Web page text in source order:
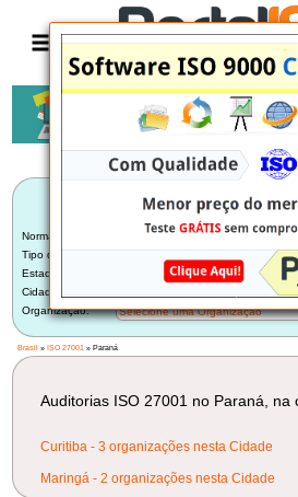
Anúncio
ISO 27001
Norma:
ISO 27001
Tipo de Auditoria:
Estado:
Paraná (5)
Cidade:
Organização:
Selecione uma Organização
Brasil »ISO 27001 » Paraná
Auditorias ISO 27001 no Paraná, na
Curitiba - 3 organizações nesta Cidade
Maringá - 2 organizações nesta Cidade